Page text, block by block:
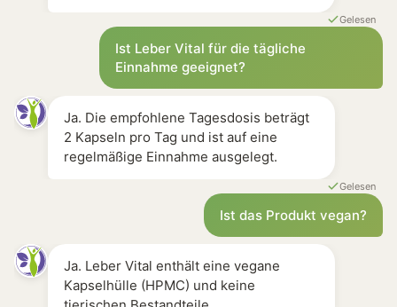
Gelesen
Ist Leber Vital für die tägliche
Einnahme geeignet?
Ja. Die empfohlene Tagesdosis beträgt
2 Kapseln pro Tag und ist auf eine
regelmäßige Einnahme ausgelegt.
Gelesen
Ist das Produkt vegan?
Ja. Leber Vital enthält eine vegane
Kapselhülle (HPMC) und keine